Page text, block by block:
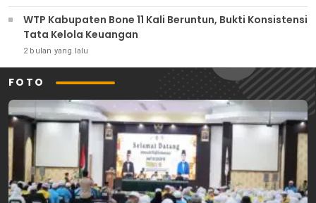
WTP Kabupaten Bone 11 Kali Beruntun, Bukti Konsistensi
Tata Kelola Keuangan
2 bulan yang lalu
FOTO